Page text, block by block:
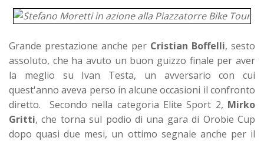
Grande prestazione anche per Cristian Boffelli, sesto
assoluto, che ha avuto un buon guizzo finale per aver
la meglio su Ivan Testa, un avversario con cui
quest'anno aveva perso in alcune occasioni il confronto
diretto. Secondo nella categoria Elite Sport 2, Mirko
Gritti, che torna sul podio di una gara di Orobie Cup
dopo quasi due mesi, un ottimo segnale anche per il